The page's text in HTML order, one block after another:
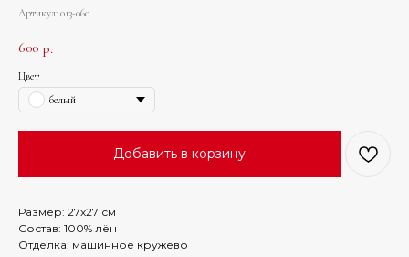
Артикул: 013-060
600 р.
Цвет
белый
Добавить в корзину
Размер: 27х27 см
Состав: 100% лён
Отделка: машинное кружево